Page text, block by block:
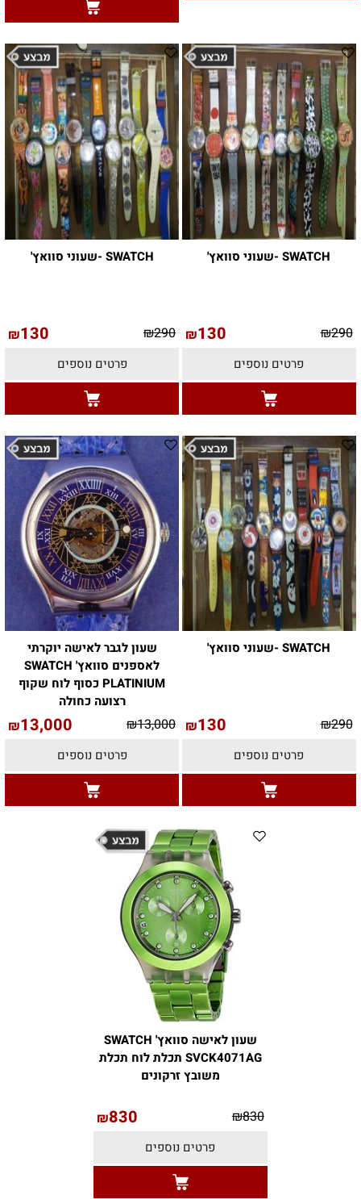
SWATCH -שעוני סוואץ'
₪290
₪130
פרטים נוספים
SWATCH -שעוני סוואץ'
₪290
₪130
פרטים נוספים
SWATCH -שעוני סוואץ'
₪290
₪130
פרטים נוספים
שעון לגבר לאישה יוקרתי
לאספנים סוואץ' SWATCH
PLATINIUM כסוף לוח שקוף
רצועה כחולה
₪13,000
₪13,000
פרטים נוספים
שעון לאישה סוואץ' SWATCH
SVCK4071AG תכלת לוח תכלת
משובץ זרקונים
₪830
₪830
פרטים נוספים